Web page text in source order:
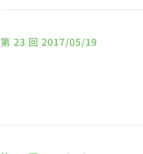
第 23 回 2017/05/19